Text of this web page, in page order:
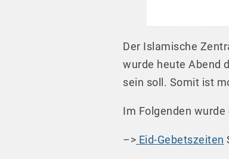
Der Islamische
wurde heute Abend
sein soll. Somit ist
Im Folgenden
–> Eid-Gebetszeiten